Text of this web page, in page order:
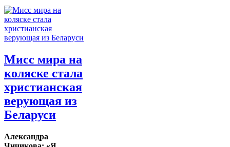
Мисс мира на
коляске стала
христианская
верующая из
Беларуси
Александра